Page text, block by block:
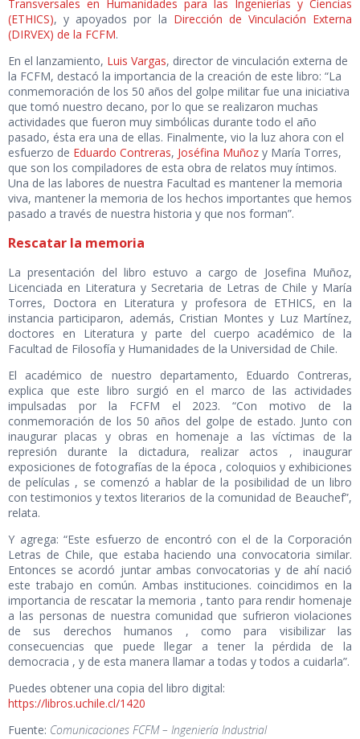
Transversales en Humanidades para las Ingenierías y Ciencias
(ETHICS), y apoyados por la Dirección de Vinculación Externa
(DIRVEX) de la FCFM.
En el lanzamiento, Luis Vargas, director de vinculación externa de
la FCFM, destacó la importancia de la creación de este libro: “La
conmemoración de los 50 años del golpe militar fue una iniciativa
que tomó nuestro decano, por lo que se realizaron muchas
actividades que fueron muy simbólicas durante todo el año
pasado, ésta era una de ellas. Finalmente, vio la luz ahora con el
esfuerzo de Eduardo Contreras, Joséfina Muñoz y María Torres,
que son los compiladores de esta obra de relatos muy íntimos.
Una de las labores de nuestra Facultad es mantener la memoria
viva, mantener la memoria de los hechos importantes que hemos
pasado a través de nuestra historia y que nos forman”.
Rescatar la memoria
La presentación del libro estuvo a cargo de Josefina Muñoz,
Licenciada en Literatura y Secretaria de Letras de Chile y María
Torres, Doctora en Literatura y profesora de ETHICS, en la
instancia participaron, además, Cristian Montes y Luz Martínez,
doctores en Literatura y parte del cuerpo académico de la
Facultad de Filosofía y Humanidades de la Universidad de Chile.
El académico de nuestro departamento, Eduardo Contreras,
explica que este libro surgió en el marco de las actividades
impulsadas por la FCFM el 2023. “Con motivo de la
conmemoración de los 50 años del golpe de estado. Junto con
inaugurar placas y obras en homenaje a las víctimas de la
represión durante la dictadura, realizar actos , inaugurar
exposiciones de fotografías de la época , coloquios y exhibiciones
de películas , se comenzó a hablar de la posibilidad de un libro
con testimonios y textos literarios de la comunidad de Beauchef”,
relata.
Y agrega: “Este esfuerzo de encontró con el de la Corporación
Letras de Chile, que estaba haciendo una convocatoria similar.
Entonces se acordó juntar ambas convocatorias y de ahí nació
este trabajo en común. Ambas instituciones. coincidimos en la
importancia de rescatar la memoria , tanto para rendir homenaje
a las personas de nuestra comunidad que sufrieron violaciones
de sus derechos humanos , como para visibilizar las
consecuencias que puede llegar a tener la pérdida de la
democracia , y de esta manera llamar a todas y todos a cuidarla”.
Puedes obtener una copia del libro digital:
https://libros.uchile.cl/1420
Fuente: Comunicaciones FCFM – Ingeniería Industrial